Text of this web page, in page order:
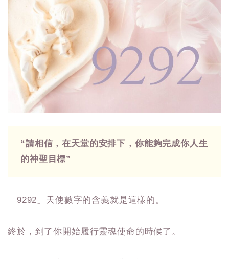
“請相信，在天堂的安排下，你能夠完成你人生
的神聖目標”
「9292」天使數字的含義就是這樣的。
終於，到了你開始履行靈魂使命的時候了。